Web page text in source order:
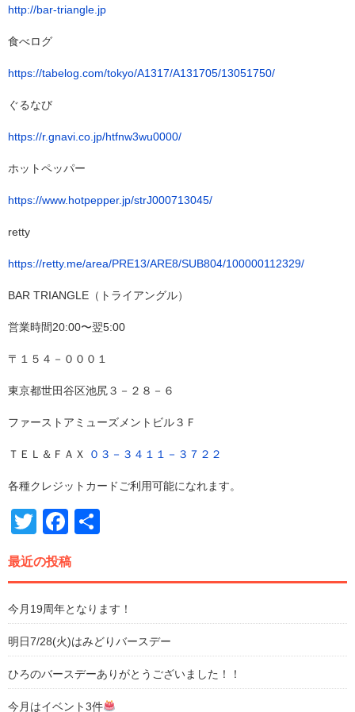
http://bar-triangle.jp
食べログ
https://tabelog.com/tokyo/A1317/A131705/13051750/
ぐるなび
https://r.gnavi.co.jp/htfnw3wu0000/
ホットペッパー
https://www.hotpepper.jp/strJ000713045/
retty
https://retty.me/area/PRE13/ARE8/SUB804/100000112329/
BAR TRIANGLE（トライアングル）
営業時間20:00〜翌5:00
〒１５４－０００１
東京都世田谷区池尻３－２８－６
ファーストアミューズメントビル３Ｆ
ＴＥＬ＆ＦＡＸ ０３－３４１１－３７２２
各種クレジットカードご利用可能になれます。
TwitterFacebook
最近の投稿
今月19周年となります！
明日7/28(火)はみどりバースデー
ひろのバースデーありがとうございました！！
今月はイベント3件